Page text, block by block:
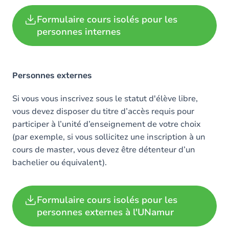
Formulaire cours isolés pour les
personnes internes
Personnes externes
Si vous vous inscrivez sous le statut d'élève libre,
vous devez disposer du titre d’accès requis pour
participer à l’unité d’enseignement de votre choix
(par exemple, si vous sollicitez une inscription à un
cours de master, vous devez être détenteur d’un
bachelier ou équivalent).
Formulaire cours isolés pour les
personnes externes à l'UNamur